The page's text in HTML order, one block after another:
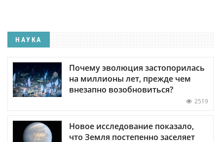
НАУКА
Почему эволюция застопорилась
на миллионы лет, прежде чем
внезапно возобновиться?
2519
Новое исследование показало,
что Земля постепенно заселяет